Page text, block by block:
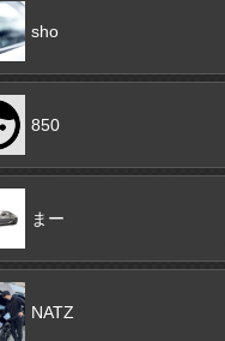
sho
850
まー
NATZ